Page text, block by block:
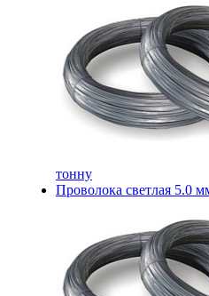
тонну
Проволока светлая 5.0